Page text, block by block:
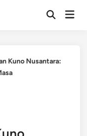
OpenMain
Kuno Nusantara: